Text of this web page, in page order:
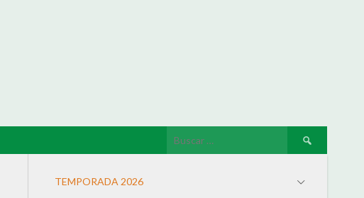
TEMPORADA 2026